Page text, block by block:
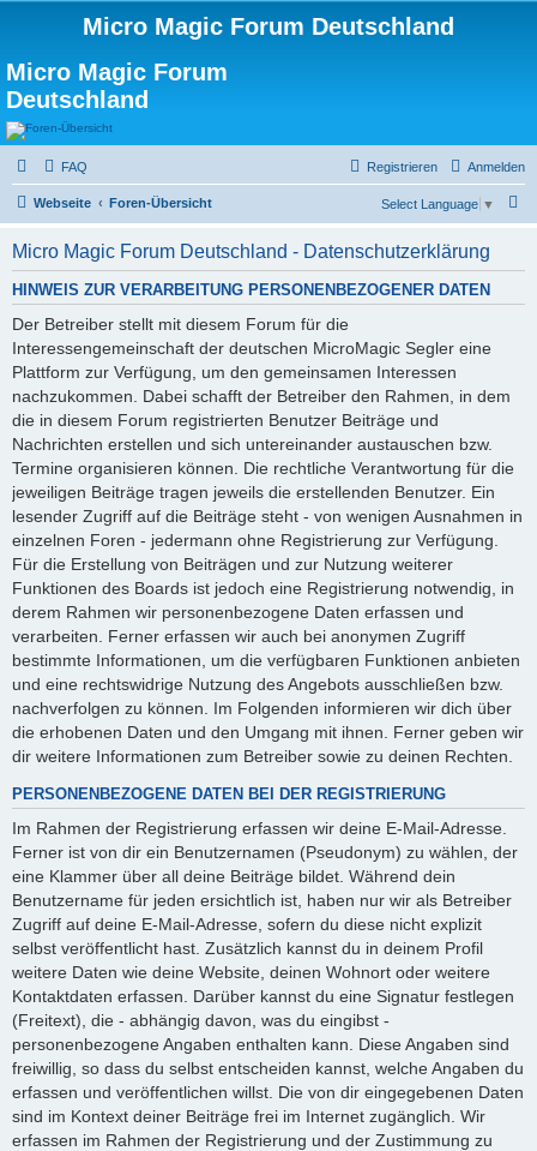
Micro Magic Forum Deutschland
Micro Magic Forum
Deutschland
FAQ Anmelden
Registrieren
Webseite Foren-Übersicht Select Language ▼
Micro Magic Forum Deutschland - Datenschutzerklärung
HINWEIS ZUR VERARBEITUNG PERSONENBEZOGENER DATEN
Der Betreiber stellt mit diesem Forum für die
Interessengemeinschaft der deutschen MicroMagic Segler eine
Plattform zur Verfügung, um den gemeinsamen Interessen
nachzukommen. Dabei schafft der Betreiber den Rahmen, in dem
die in diesem Forum registrierten Benutzer Beiträge und
Nachrichten erstellen und sich untereinander austauschen bzw.
Termine organisieren können. Die rechtliche Verantwortung für die
jeweiligen Beiträge tragen jeweils die erstellenden Benutzer. Ein
lesender Zugriff auf die Beiträge steht - von wenigen Ausnahmen in
einzelnen Foren - jedermann ohne Registrierung zur Verfügung.
Für die Erstellung von Beiträgen und zur Nutzung weiterer
Funktionen des Boards ist jedoch eine Registrierung notwendig, in
derem Rahmen wir personenbezogene Daten erfassen und
verarbeiten. Ferner erfassen wir auch bei anonymen Zugriff
bestimmte Informationen, um die verfügbaren Funktionen anbieten
und eine rechtswidrige Nutzung des Angebots ausschließen bzw.
nachverfolgen zu können. Im Folgenden informieren wir dich über
die erhobenen Daten und den Umgang mit ihnen. Ferner geben wir
dir weitere Informationen zum Betreiber sowie zu deinen Rechten.
PERSONENBEZOGENE DATEN BEI DER REGISTRIERUNG
Im Rahmen der Registrierung erfassen wir deine E-Mail-Adresse.
Ferner ist von dir ein Benutzernamen (Pseudonym) zu wählen, der
eine Klammer über all deine Beiträge bildet. Während dein
Benutzername für jeden ersichtlich ist, haben nur wir als Betreiber
Zugriff auf deine E-Mail-Adresse, sofern du diese nicht explizit
selbst veröffentlicht hast. Zusätzlich kannst du in deinem Profil
weitere Daten wie deine Website, deinen Wohnort oder weitere
Kontaktdaten erfassen. Darüber kannst du eine Signatur festlegen
(Freitext), die - abhängig davon, was du eingibst -
personenbezogene Angaben enthalten kann. Diese Angaben sind
freiwillig, so dass du selbst entscheiden kannst, welche Angaben du
erfassen und veröffentlichen willst. Die von dir eingegebenen Daten
sind im Kontext deiner Beiträge frei im Internet zugänglich. Wir
erfassen im Rahmen der Registrierung und der Zustimmung zu